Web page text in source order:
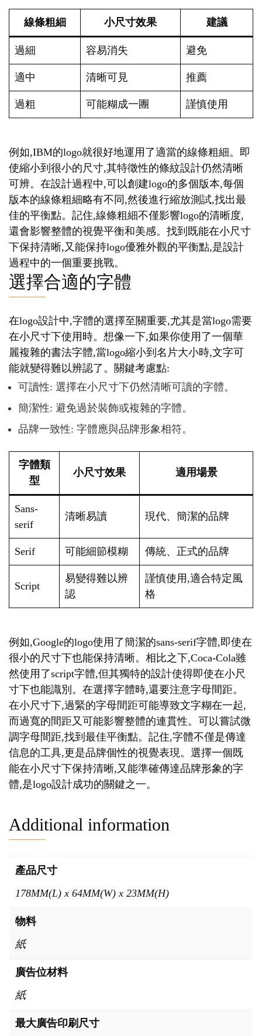
線條粗細 小尺寸效果 建議
過細 容易消失 避免
適中 清晰可見 推薦
過粗 可能糊成一團 謹慎使用
例如,IBM的logo就很好地運用了適當的線條粗細。即
使縮小到很小的尺寸,其特徵性的條紋設計仍然清晰
可辨。在設計過程中,可以創建logo的多個版本,每個
版本的線條粗細略有不同,然後進行縮放測試,找出最
佳的平衡點。記住,線條粗細不僅影響logo的清晰度,
還會影響整體的視覺平衡和美感。找到既能在小尺寸
下保持清晰,又能保持logo優雅外觀的平衡點,是設計
過程中的一個重要挑戰。
選擇合適的字體
在logo設計中,字體的選擇至關重要,尤其是當logo需要
在小尺寸下使用時。想像一下,如果你使用了一個華
麗複雜的書法字體,當logo縮小到名片大小時,文字可
能就變得難以辨認了。關鍵考慮點:
可讀性: 選擇在小尺寸下仍然清晰可讀的字體。
簡潔性: 避免過於裝飾或複雜的字體。
品牌一致性: 字體應與品牌形象相符。
字體類
型
小尺寸效果 適用場景
Sans-
serif
清晰易讀 現代、簡潔的品牌
Serif 可能細節模糊 傳統、正式的品牌
Script
易變得難以辨
認
謹慎使用,適合特定風
格
例如,Google的logo使用了簡潔的sans-serif字體,即使在
很小的尺寸下也能保持清晰。相比之下,Coca-Cola雖
然使用了script字體,但其獨特的設計使得即使在小尺
寸下也能識別。在選擇字體時,還要注意字母間距。
在小尺寸下,過緊的字母間距可能導致文字糊在一起,
而過寬的間距又可能影響整體的連貫性。可以嘗試微
調字母間距,找到最佳平衡點。記住,字體不僅是傳達
信息的工具,更是品牌個性的視覺表現。選擇一個既
能在小尺寸下保持清晰,又能準確傳達品牌形象的字
體,是logo設計成功的關鍵之一。
Additional information
產品尺寸
178MM(L) x 64MM(W) x 23MM(H)
物料
紙
廣告位材料
紙
最大廣告印刷尺寸